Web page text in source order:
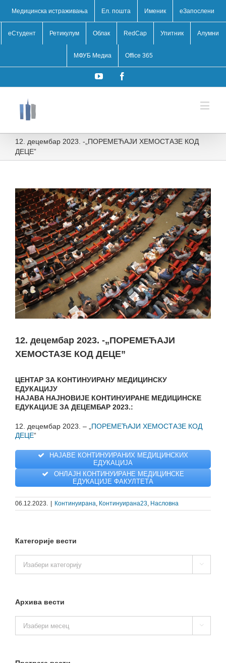
Медицинска истраживања Ел. пошта Именик eЗапослени
еСтудент Ретикулум Облак RedCap Упитник Алумни
МФУБ Медиа Office 365
YouTube
12. децембар 2023. -„ПОРЕМЕЋАЈИ ХЕМОСТАЗЕ КОД
ДЕЦЕ”
View
Larger
Image
12. децембар 2023. -„ПОРЕМЕЋАЈИ
ХЕМОСТАЗЕ КОД ДЕЦЕ”
ЦЕНТАР ЗА КОНТИНУИРАНУ МЕДИЦИНСКУ
ЕДУКАЦИЈУ
НАЈАВA НАЈНОВИЈЕ КОНТИНУИРАНE МЕДИЦИНСКE
ЕДУКАЦИЈE ЗА ДЕЦЕМБАР 2023.:
12. децембар 2023. – „ ПОРЕМЕЋАЈИ ХЕМОСТАЗЕ КОД
ДЕЦЕ“
НАЈАВЕ КОНТИНУИРАНИХ МЕДИЦИНСКИХ
ЕДУКАЦИЈА
ОНЛАЈН КОНТИНУИРАНЕ МЕДИЦИНСКЕ
ЕДУКАЦИЈЕ ФАКУЛТЕТА
06.12.2023. Континуирана, Континуирана23, Насловна
Категорије вести
вести

Архива вести
вести
